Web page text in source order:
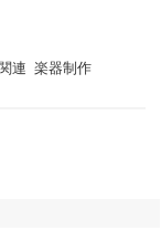
連 楽器制作